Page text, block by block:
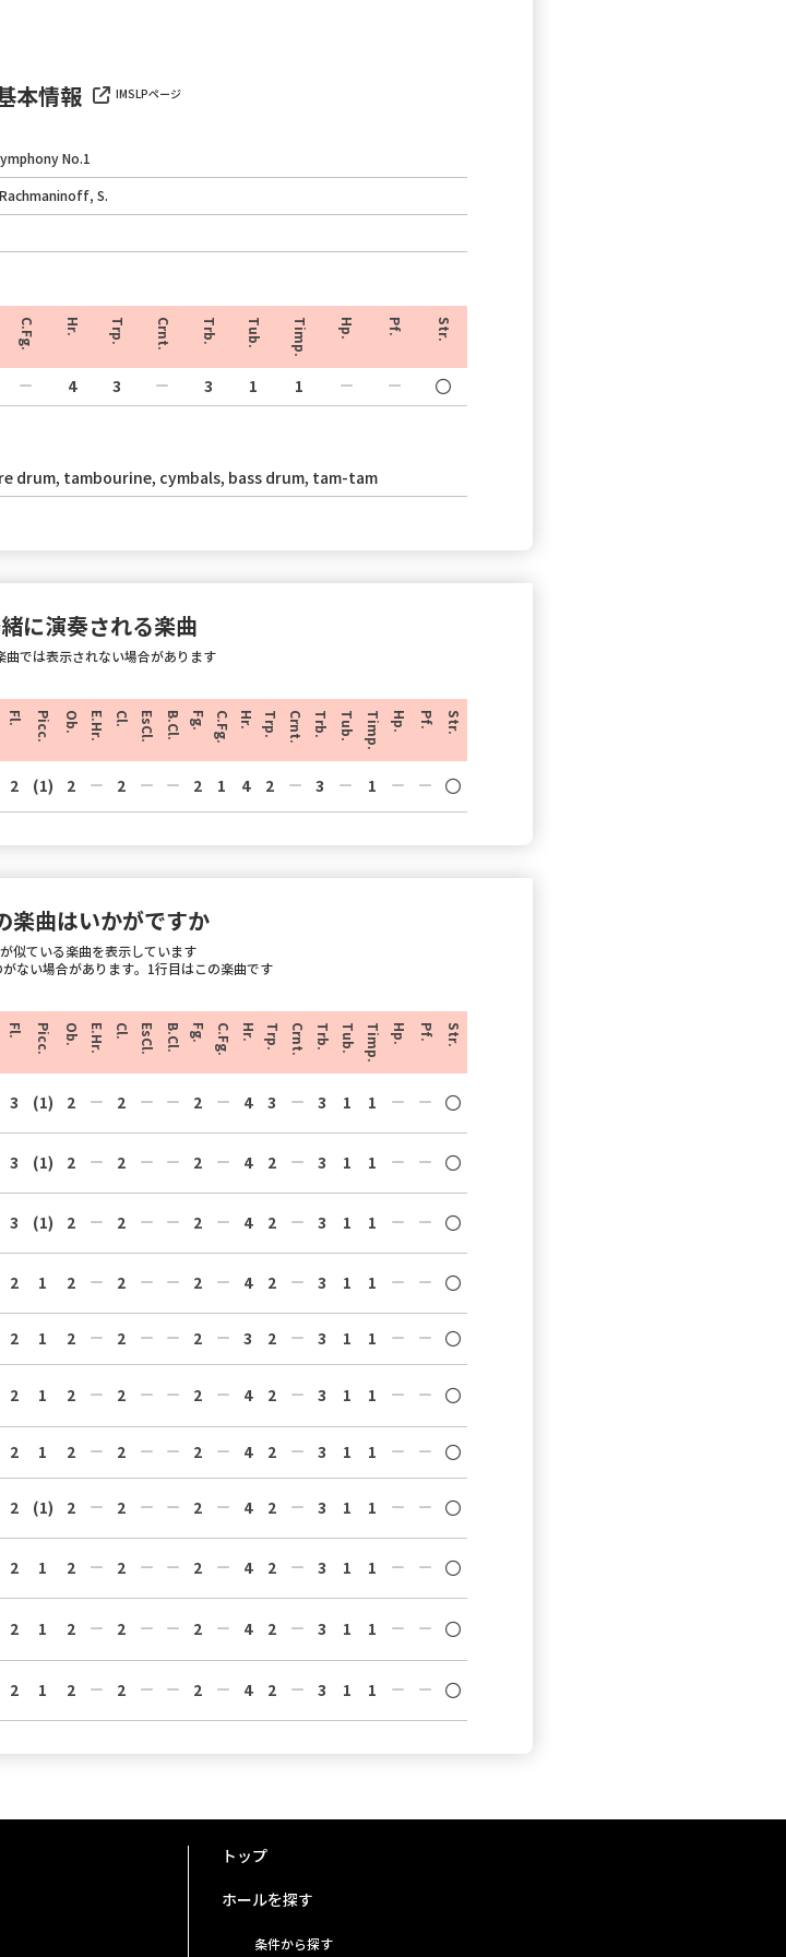
本情報 IMSLPページ
No.1
Rachmaninoff, S.
C.Fg. Hr. Trp. Crnt. Trb. Tub. Timp. Hp. Pf. Str.
4 3 3 1 1
drum, tambourine, cymbals, bass drum, tam-tam
に演奏される楽曲
曲では表示されない場合があります
Fl. Picc. Ob. E.Hr. Cl. EsCl. B.Cl. Fg. C.Fg. Hr. Trp. Crnt. Trb. Tub. Timp. Hp. Pf. Str.
2 (1) 2 2 2 1 4 2 3 1
楽曲はいかがですか
似ている楽曲を表示しています
ない場合があります。1行目はこの楽曲です
Fl. Picc. Ob. E.Hr. Cl. EsCl. B.Cl. Fg. C.Fg. Hr. Trp. Crnt. Trb. Tub. Timp. Hp. Pf. Str.
3 (1) 2 2 2 4 3 3 1 1
3 (1) 2 2 2 4 2 3 1 1
3 (1) 2 2 2 4 2 3 1 1
2 1 2 2 2 4 2 3 1 1
2 1 2 2 2 3 2 3 1 1
2 1 2 2 2 4 2 3 1 1
2 1 2 2 2 4 2 3 1 1
2 (1) 2 2 2 4 2 3 1 1
2 1 2 2 2 4 2 3 1 1
2 1 2 2 2 4 2 3 1 1
2 1 2 2 2 4 2 3 1 1
トップ
ホールを探す
条件から探す